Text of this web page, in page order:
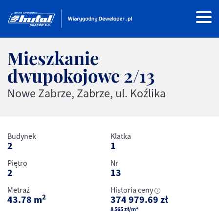
Mieszkanie
dwupokojowe 2/13
Nowe Zabrze, Zabrze, ul. Koźlika
Budynek
2
Klatka
1
Piętro
2
Nr
13
Metraż
43.78 m2
Historia ceny
374 979.69zł
8 565zł/m²